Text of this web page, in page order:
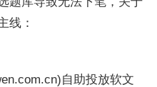
线：
自助投放软文